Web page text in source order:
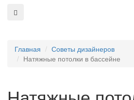
Главная
Советы дизайнеров
Натяжные потолки в бассейне